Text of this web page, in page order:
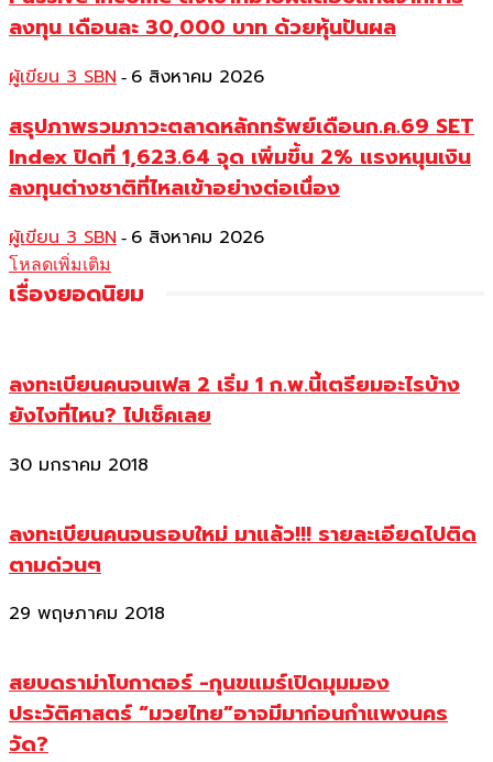
ลงทุน เดือนละ 30,000 บาท ด้วยหุ้นปันผล
ผู้เขียน 3 SBN - 6 สิงหาคม 2026
สรุปภาพรวมภาวะตลาดหลักทรัพย์เดือนก.ค.69 SET
Index ปิดที่ 1,623.64 จุด เพิ่มขึ้น 2% แรงหนุนเงิน
ลงทุนต่างชาติที่ไหลเข้าอย่างต่อเนื่อง
ผู้เขียน 3 SBN - 6 สิงหาคม 2026
โหลดเพิ่มเติม
เรื่องยอดนิยม
ลงทะเบียนคนจนเฟส 2 เริ่ม 1 ก.พ.นี้เตรียมอะไรบ้าง
ยังไงที่ไหน? ไปเช็คเลย
30 มกราคม 2018
ลงทะเบียนคนจนรอบใหม่ มาแล้ว!!! รายละเอียดไปติด
ตามด่วนๆ
29 พฤษภาคม 2018
สยบดราม่าโบกาตอร์ -กุนขแมร์เปิดมุมมอง
ประวัติศาสตร์ “มวยไทย”อาจมีมาก่อนกำแพงนคร
วัด?